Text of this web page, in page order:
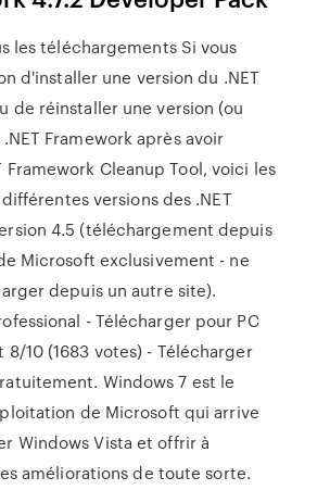
les téléchargements Si vous
d'installer une version du .NET
de réinstaller une version (ou
Framework après avoir
Framework Cleanup Tool, voici les
versions des .NET
4.5 (téléchargement depuis
Microsoft exclusivement - ne
depuis un autre site).
- Télécharger pour PC
10 (1683 votes) - Télécharger
Windows 7 est le
de Microsoft qui arrive
Windows Vista et offrir à
améliorations de toute sorte.